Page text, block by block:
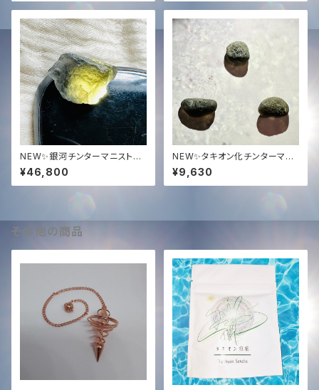
オン化
NEW✨銀河チンターマニストー
ン5.9グラム✨
¥46,800
NEW✨タキオン化チンターマニ
ストーン高品質ジェムグレード✨
2-3g✨
¥9,630
その他の商品